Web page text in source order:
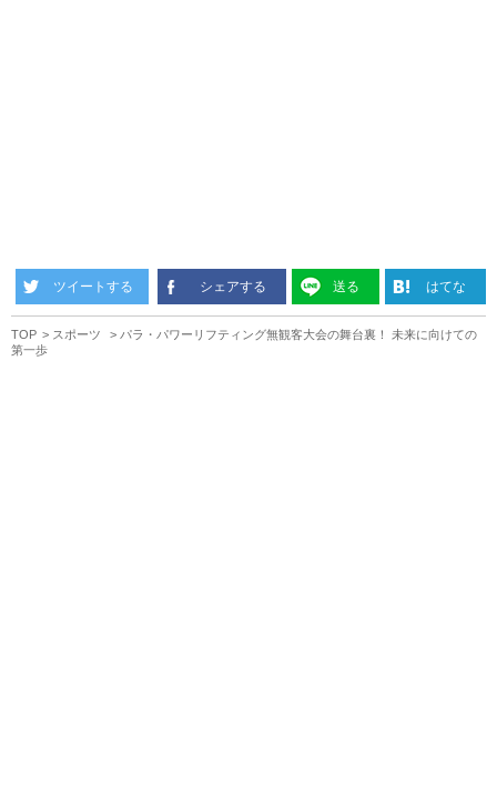
ツイートする シェアする 送る はてな
TOP スポーツ
パラ・パワーリフティング無観客大会の舞台裏！ 未来に向けての
第一歩